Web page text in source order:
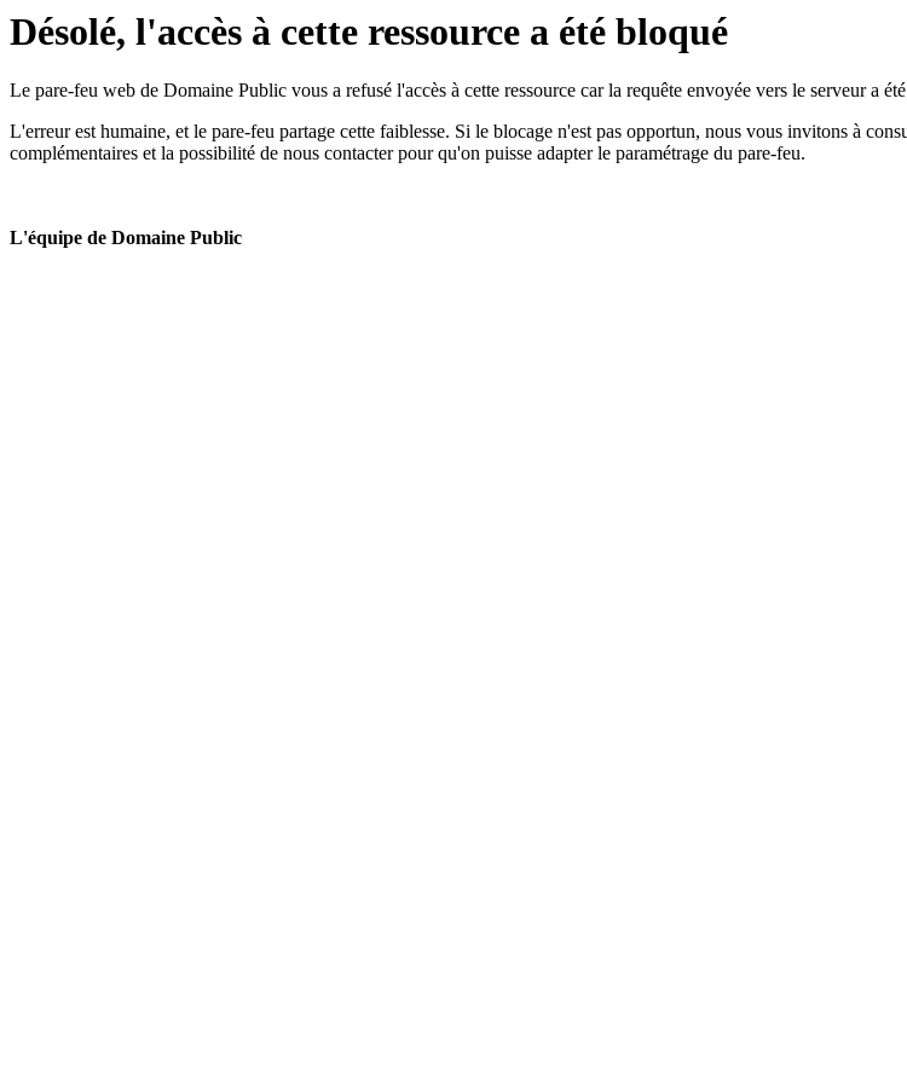
Désolé, l'accès à cette ressource a été bloqué
Le pare-feu web de Domaine Public vous a refusé l'accès à cette ressource car la requête envoyée vers le serveur a
L'erreur est humaine, et le pare-feu partage cette faiblesse. Si le blocage n'est pas opportun, nous vous invitons à
complémentaires et la possibilité de nous contacter pour qu'on puisse adapter le paramétrage du pare-feu.
L'équipe de Domaine Public